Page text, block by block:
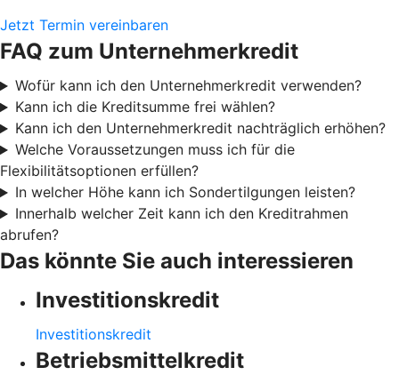
Jetzt Termin vereinbaren
FAQ zum Unternehmerkredit
Wofür kann ich den Unternehmerkredit verwenden?
Kann ich die Kreditsumme frei wählen?
Kann ich den Unternehmerkredit nachträglich erhöhen?
Welche Voraussetzungen muss ich für die
Flexibilitätsoptionen erfüllen?
In welcher Höhe kann ich Sondertilgungen leisten?
Innerhalb welcher Zeit kann ich den Kreditrahmen
abrufen?
Das könnte Sie auch interessieren
Investitionskredit
Investitionskredit
Betriebsmittelkredit